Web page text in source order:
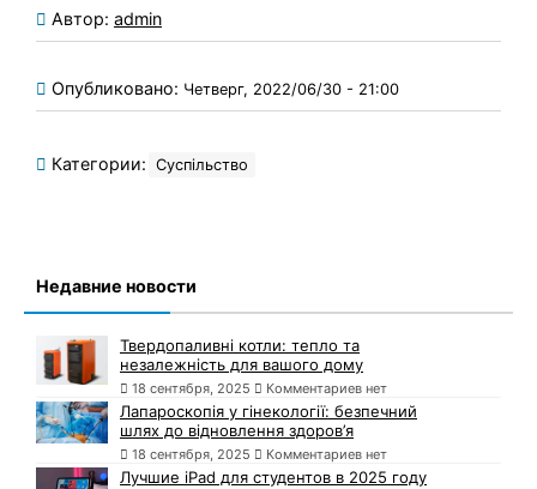
Автор: admin
Опубликовано: Четверг, 2022/06/30 - 21:00
Категории: Суспільство
Недавние новости
Твердопаливні котли: тепло та
незалежність для вашого дому
18 сентября, 2025 Комментариев нет
Лапароскопія у гінекології: безпечний
шлях до відновлення здоров’я
18 сентября, 2025 Комментариев нет
Лучшие iPad для студентов в 2025 году